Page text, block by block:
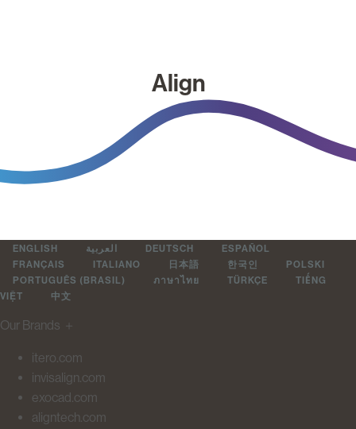
Align
ENGLISH العربية DEUTSCH
ESPAÑOL
FRANÇAIS
ITALIANO 日本語 한국인
POLSKI
PORTUGUÊS (BRASIL)
ภาษาไทย TÜRKÇE
TIẾNG
VIỆT
中文
Our Brands ＋
itero.com
invisalign.com
exocad.com
aligntech.com